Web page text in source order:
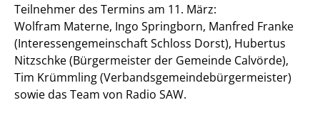
Teilnehmer des Termins am 11. März:
Wolfram Materne, Ingo Springborn, Manfred Franke
(Interessengemeinschaft Schloss Dorst), Hubertus
Nitzschke (Bürgermeister der Gemeinde Calvörde),
Tim Krümmling (Verbandsgemeindebürgermeister)
sowie das Team von Radio SAW.